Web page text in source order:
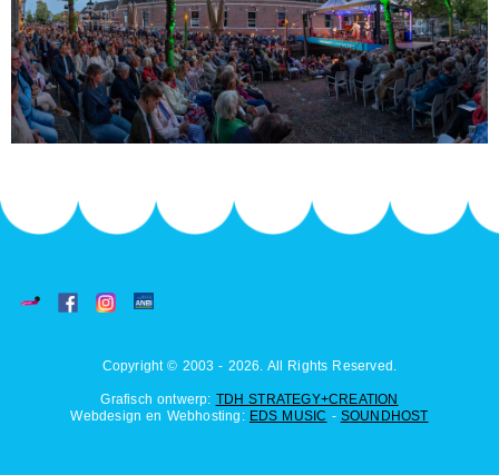
Copyright © 2003 - 2026. All Rights Reserved.
Grafisch ontwerp: TDH STRATEGY+CREATION
Webdesign en Webhosting: EDS MUSIC - SOUNDHOST